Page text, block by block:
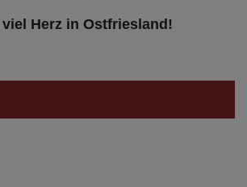
Herz in Ostfriesland!